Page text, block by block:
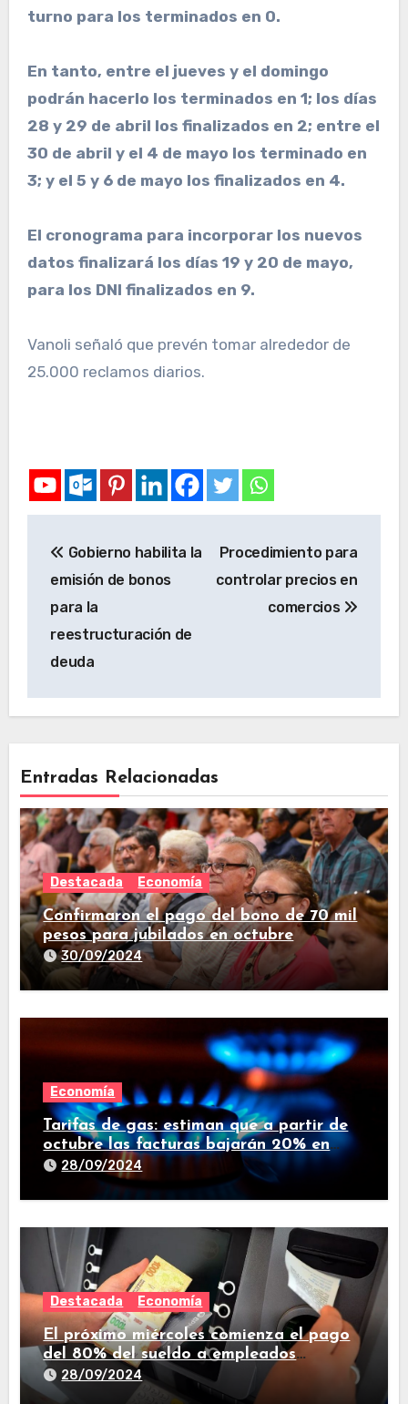
turno para los terminados en 0.
En tanto, entre el jueves y el domingo
podrán hacerlo los terminados en 1; los días
28 y 29 de abril los finalizados en 2; entre el
30 de abril y el 4 de mayo los terminado en
3; y el 5 y 6 de mayo los finalizados en 4.
El cronograma para incorporar los nuevos
datos finalizará los días 19 y 20 de mayo,
para los DNI finalizados en 9.
Vanoli señaló que prevén tomar alrededor de
25.000 reclamos diarios.
Gobierno habilita la
emisión de bonos
para la
reestructuración de
deuda
Procedimiento para
controlar precios en
comercios
Entradas Relacionadas
Destacada Economía
Confirmaron el pago del bono de 70 mil
pesos para jubilados en octubre
30/09/2024
Economía
Tarifas de gas: estiman que a partir de
octubre las facturas bajarán 20% en
promedio
28/09/2024
Destacada Economía
El próximo miércoles comienza el pago
del 80% del sueldo a empleados
estatales de Tucumán
28/09/2024